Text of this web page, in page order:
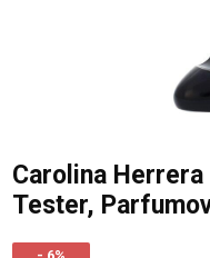
Carolina
Tester,